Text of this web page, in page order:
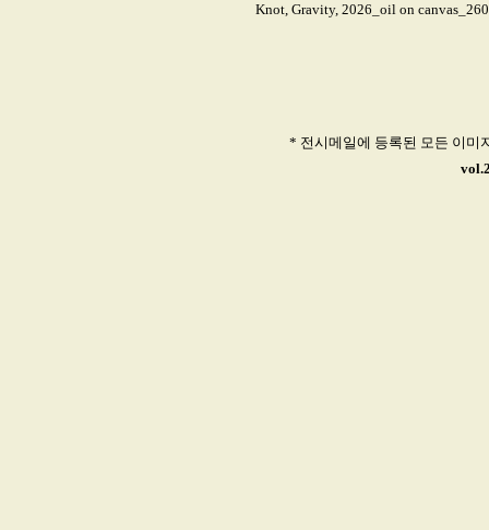
Knot, Gravity, 2026_oil on
* 전시메일에 등록된 모든 이미